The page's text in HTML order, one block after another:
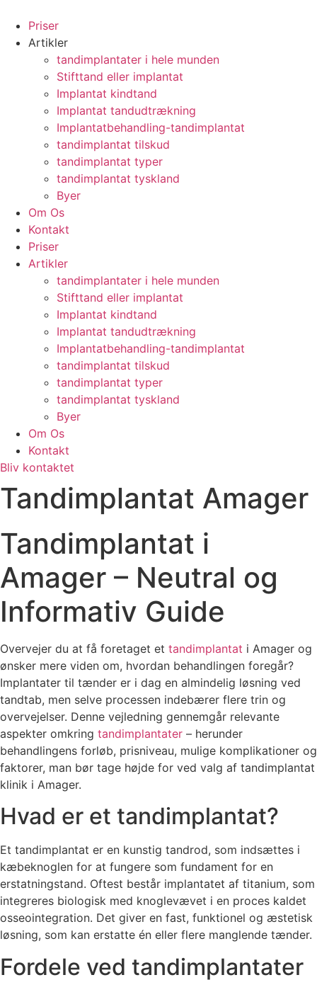
indhold
Priser
Artikler
tandimplantater i hele munden
Stifttand eller implantat
Implantat kindtand
Implantat tandudtrækning
Implantatbehandling-tandimplantat
tandimplantat tilskud
tandimplantat typer
tandimplantat tyskland
Byer
Om Os
Kontakt
Priser
Artikler
tandimplantater i hele munden
Stifttand eller implantat
Implantat kindtand
Implantat tandudtrækning
Implantatbehandling-tandimplantat
tandimplantat tilskud
tandimplantat typer
tandimplantat tyskland
Byer
Om Os
Kontakt
Bliv kontaktet
Tandimplantat Amager
Tandimplantat i
Amager – Neutral og
Informativ Guide
Overvejer du at få foretaget et tandimplantat i Amager og
ønsker mere viden om, hvordan behandlingen foregår?
Implantater til tænder er i dag en almindelig løsning ved
tandtab, men selve processen indebærer flere trin og
overvejelser. Denne vejledning gennemgår relevante
aspekter omkring tandimplantater – herunder
behandlingens forløb, prisniveau, mulige komplikationer og
faktorer, man bør tage højde for ved valg af tandimplantat
klinik i Amager.
Hvad er et tandimplantat?
Et tandimplantat er en kunstig tandrod, som indsættes i
kæbeknoglen for at fungere som fundament for en
erstatningstand. Oftest består implantatet af titanium, som
integreres biologisk med knoglevævet i en proces kaldet
osseointegration. Det giver en fast, funktionel og æstetisk
løsning, som kan erstatte én eller flere manglende tænder.
Fordele ved tandimplantater